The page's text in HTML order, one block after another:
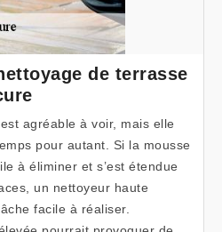
de terrasse
agréable à voir, mais elle
pour autant. Si la mousse
à éliminer et s’est étendue
un nettoyeur haute
facile à réaliser.